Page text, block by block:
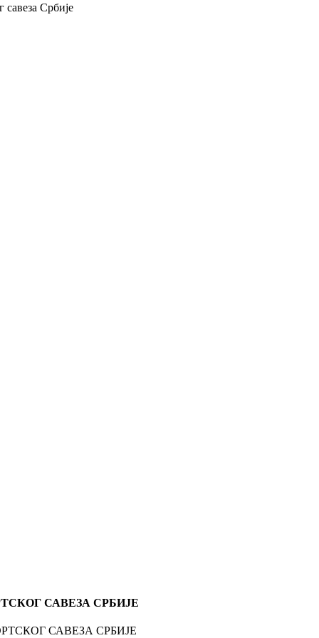
савеза Србије
САВЕЗА СРБИЈЕ